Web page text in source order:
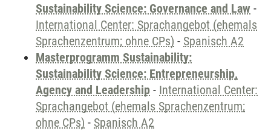
Sustainability Science: Governance and Law -
International Center: Sprachangebot (ehemals
Sprachenzentrum; ohne CPs) - Spanisch A2
Masterprogramm Sustainability:
Sustainability Science: Entrepreneurship,
Agency and Leadership - International Center:
Sprachangebot (ehemals Sprachenzentrum;
ohne CPs) - Spanisch A2